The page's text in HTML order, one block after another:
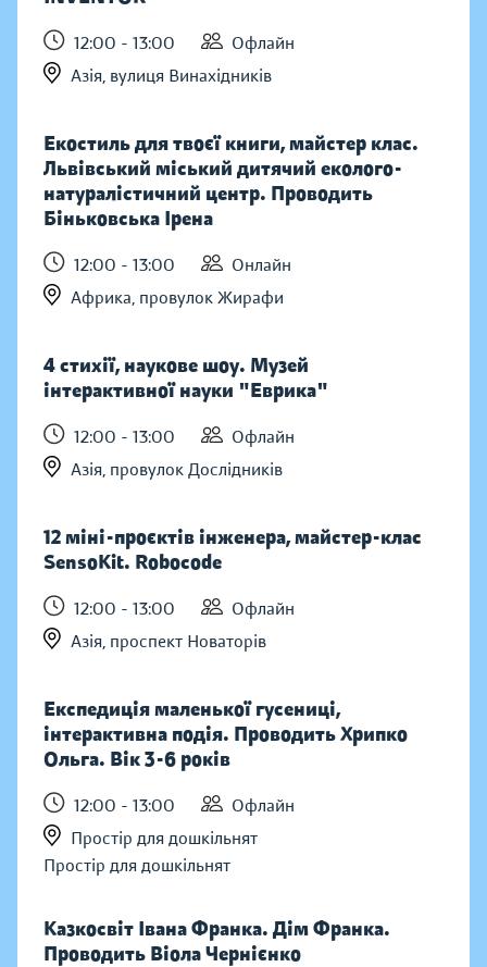
12:00 - 13:00
Офлайн
Азія, вулиця Винахідників
Екостиль для твоєї книги, майстер клас.
Львівський міський дитячий еколого-
натуралістичний центр. Проводить
Біньковська Ірена
12:00 - 13:00
Онлайн
Африка, провулок Жирафи
4 стихії, наукове шоу. Музей
інтерактивної науки "Еврика"
12:00 - 13:00
Офлайн
Азія, провулок Дослідників
12 міні-проєктів інженера, майстер-клас
SensoKit. Robocode
12:00 - 13:00
Офлайн
Азія, проспект Новаторів
Експедиція маленької гусениці,
інтерактивна подія. Проводить Хрипко
Ольга. Вік 3-6 років
12:00 - 13:00
Офлайн
Простір для дошкільнят
Простір для дошкільнят
Казкосвіт Івана Франка. Дім Франка.
Проводить Віола Чернієнко